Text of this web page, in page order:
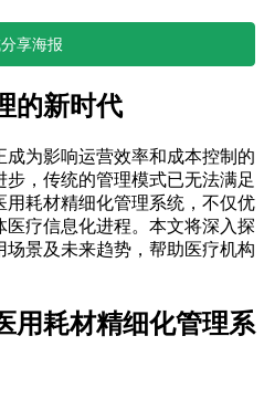
享海报
的新时代
为影响运营效率和成本控制的
，传统的管理模式已无法满足
耗材精细化管理系统，不仅优
疗信息化进程。本文将深入探
景及未来趋势，帮助医疗机构
用耗材精细化管理系